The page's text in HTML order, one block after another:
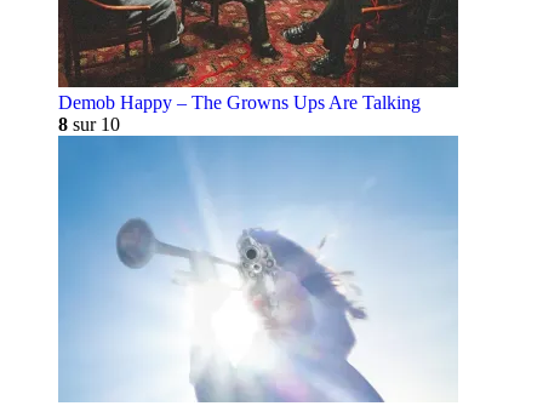
Demob Happy – The Growns Ups Are Talking
8 sur 10